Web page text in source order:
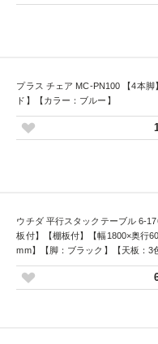
プラス チェア MC-PN100 【4本脚
ド】【カラー：ブルー】
ウチダ 平行スタックテーブル 6-
板付】【棚板付】【幅1800×奥行
mm】【脚：ブラック】【天板：3